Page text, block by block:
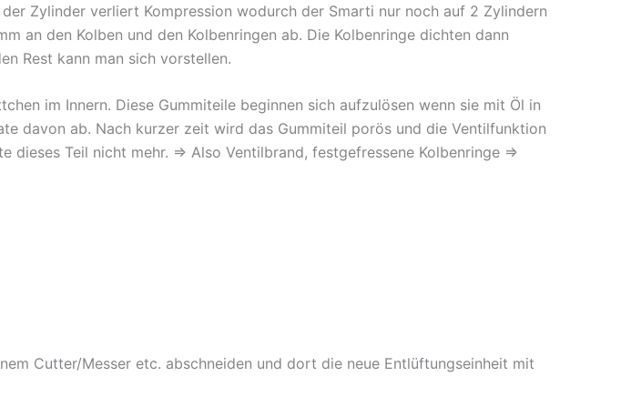
Zylinder verliert Kompression wodurch der Smarti nur noch auf 2 Zylindern
an den Kolben und den Kolbenringen ab. Die Kolbenringe dichten dann
Rest kann man sich vorstellen.
im Innern. Diese Gummiteile beginnen sich aufzulösen wenn sie mit Öl in
davon ab. Nach kurzer zeit wird das Gummiteil porös und die Ventilfunktion
Teil nicht mehr. => Also Ventilbrand, festgefressene Kolbenringe =>
Cutter/Messer etc. abschneiden und dort die neue Entlüftungseinheit mit